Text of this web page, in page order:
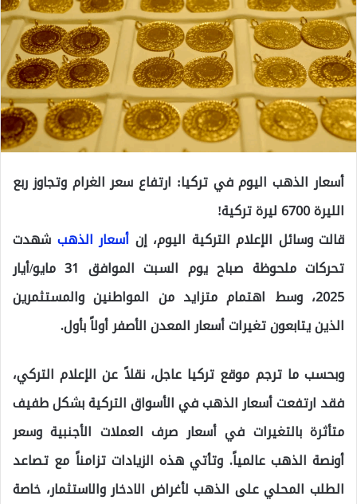
أسعار الذهب اليوم في تركيا: ارتفاع سعر الغرام وتجاوز ربع
الليرة 6700 ليرة تركية!
قالت وسائل الإعلام التركية اليوم، إن أسعار الذهب شهدت
تحركات ملحوظة صباح يوم السبت الموافق 31 مايو/أيار
2025، وسط اهتمام متزايد من المواطنين والمستثمرين
الذين يتابعون تغيرات أسعار المعدن الأصفر أولاً بأول.
وبحسب ما ترجم موقع تركيا عاجل، نقلاً عن الإعلام التركي،
فقد ارتفعت أسعار الذهب في الأسواق التركية بشكل طفيف
متأثرة بالتغيرات في أسعار صرف العملات الأجنبية وسعر
أونصة الذهب عالمياً. وتأتي هذه الزيادات تزامناً مع تصاعد
الطلب المحلي على الذهب لأغراض الادخار والاستثمار، خاصة